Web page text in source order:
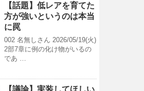
【話題】低レアを育てた
方が強いというのは本当
に罠
002 名無しさん 2026/05/19(火)
2部7章に例の化け物がいるの
であ …
【議論】実装してほしい